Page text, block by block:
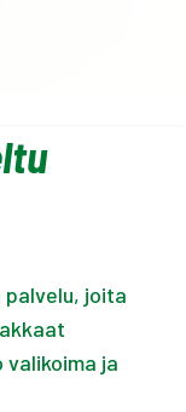
palvelu, joita
ja